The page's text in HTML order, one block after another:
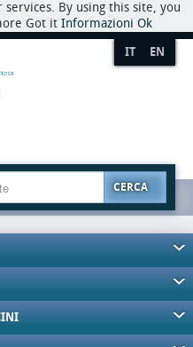
By using this site, you
Got it Informazioni Ok
IT EN
CERCA